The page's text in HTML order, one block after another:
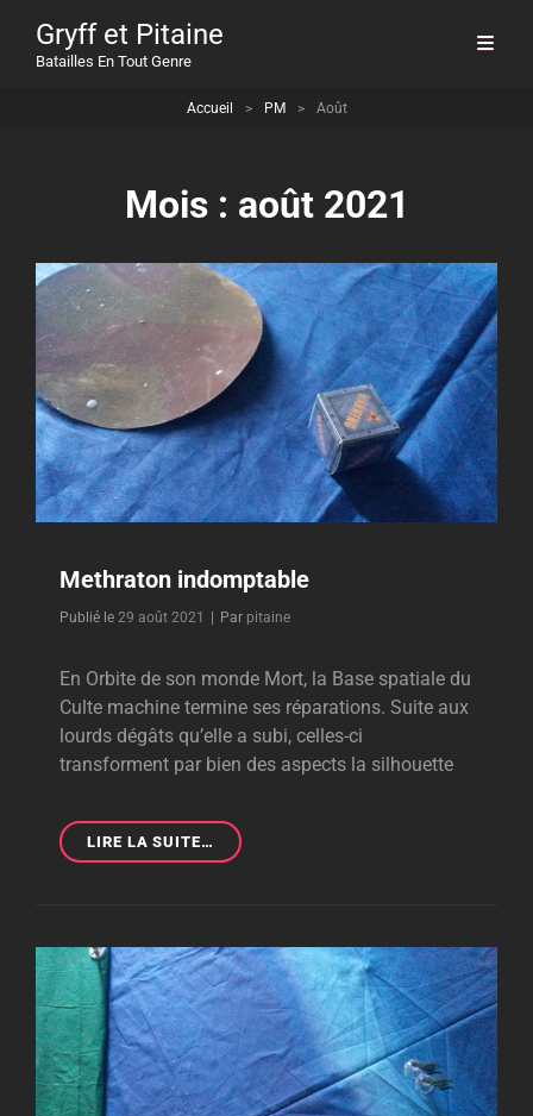
Gryff et Pitaine
Batailles En Tout Genre
Accueil > PM > Août
Mois : août 2021
Methraton indomptable
Publié le 29 août 2021 Par Byline
pitaine
En Orbite de son monde Mort, la Base spatiale du
Culte machine termine ses réparations. Suite aux
lourds dégâts qu’elle a subi, celles-ci
transforment par bien des aspects la silhouette
LIRE LA SUITE… METHRATON
INDOMPTABLE